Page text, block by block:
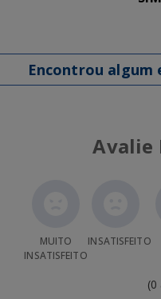
Encontrou algum
Avalie
MUITO
INSATISFEITO
INSATISFEITO
(0